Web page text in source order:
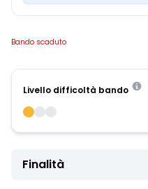
Bando scaduto
Livello difficoltà bando
Finalità